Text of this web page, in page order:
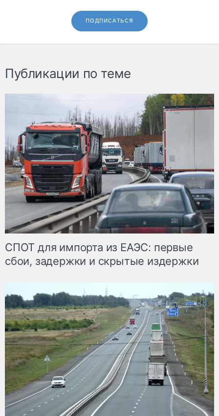
ПОДПИСАТЬСЯ
Публикации по теме
СПОТ для импорта из ЕАЭС: первые
сбои, задержки и скрытые издержки